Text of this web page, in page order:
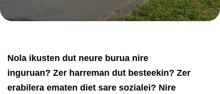
Nola ikusten dut neure burua nire
inguruan? Zer harreman dut besteekin? Zer
erabilera ematen diet sare sozialei? Nire